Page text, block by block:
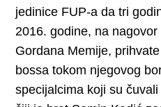
jedinice FUP-a da tri
2016. godine, na
Gordana Memije,
bossa tokom njegovog
specijalcima koji su